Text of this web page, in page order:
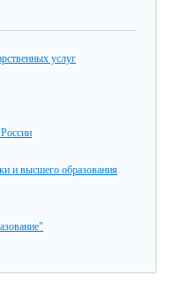
услуг
и высшего образования